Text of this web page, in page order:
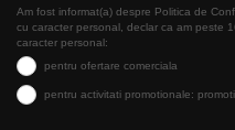
Am fost informat(a) despre Politica de
cu caracter personal, declar ca am peste
caracter personal:
pentru ofertare comerciala
pentru activitati promotionale: